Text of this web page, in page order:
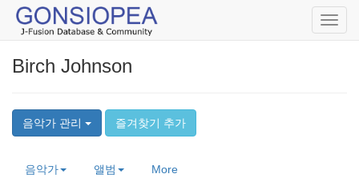
Birch Johnson
음악가 관리 즐겨찾기 추가
음악가 앨범 More